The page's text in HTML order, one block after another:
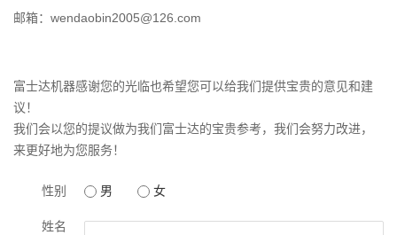
邮箱： wendaobin2005@126.com
富士达机器感谢您的光临也希望您可以给我们提供宝贵的意见和建
议！
我们会以您的提议做为我们富士达的宝贵参考，我们会努力改进，
来更好地为您服务！
性别 男 女
姓名